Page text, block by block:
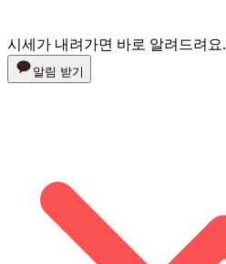
시세가 내려가면 바로 알려드려요.
알림 받기